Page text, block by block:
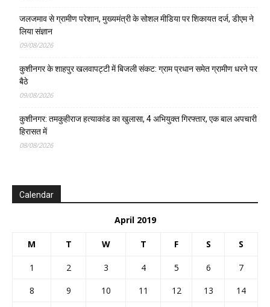
जलजमाव से ग्रामीण परेशान, मुख्यमंत्री के सोशल मीडिया पर शिकायत दर्ज, डीएम ने
लिया संज्ञान
09/08/2026
कुशीनगर के शाहपुर खलवापट्टी में बिजली संकट: ग्राम प्रधान समेत ग्रामीण धरने पर
बैठे
09/08/2026
कुशीनगर: तमकुहीराज हत्याकांड का खुलासा, 4 अभियुक्त गिरफ्तार, एक बाल अपचारी
हिरासत में
08/08/2026
Calendar
April 2019
M T W T F S S
1 2 3 4 5 6
7
8
9 10 11 12 13
14